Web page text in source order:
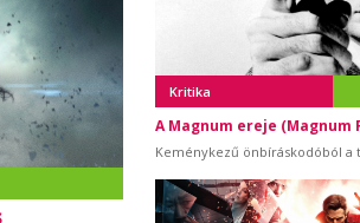
Kritika
A Magnum ereje (Magnum
Keménykezű önbíráskodóból